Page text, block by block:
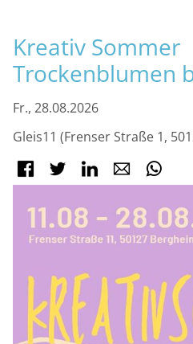
Kreativ Sommer
Trockenblumen
Fr., 28.08.2026
Gleis11 (Frenser Straße 1,
Facebook
Twitter LinkedInE-mail